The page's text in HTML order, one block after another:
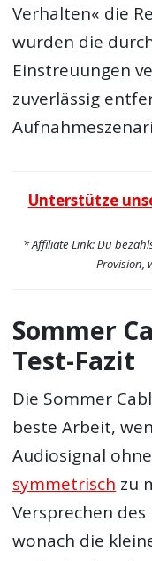
Verhalten« die
wurden die
Einstreuungen
zuverlässig
Unterstütze
* Affiliate Link: Du
Provision,
Sommer
Test-Fazit
Die Sommer
beste Arbeit,
Audiosignal
symmetrisch zu
Versprechen
wonach die